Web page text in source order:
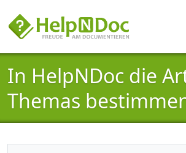
In HelpNDoc die
Themas